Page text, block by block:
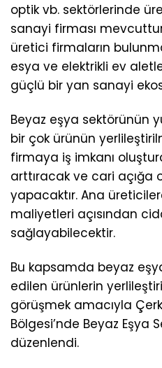
optik vb. sektörlerinde
sanayi firması
üretici firmaların
esya ve elektrikli ev
güçlü bir yan sanayi
Beyaz eşya sektörünün
bir çok ürünün
firmaya iş imkanı
arttıracak ve cari açığa
yapacaktır. Ana
maliyetleri açısından
sağlayabilecektir.
Bu kapsamda beyaz
edilen ürünlerin
görüşmek amacıyla
Bölgesi’nde Beyaz Eşya
düzenlendi.